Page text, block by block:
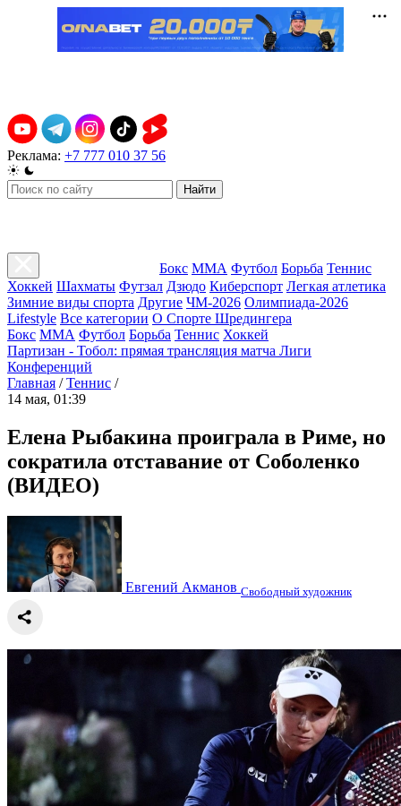
Реклама: +7 777 010 37 56
Найти
Бокс ММА Футбол Борьба Теннис
Хоккей Шахматы Футзал Дзюдо Киберспорт Легкая атлетика
Зимние виды спорта Другие ЧМ-2026 Олимпиада-2026
Lifestyle Все категории О Спорте Шредингера
Бокс ММА Футбол Борьба Теннис Хоккей
Партизан - Тобол: прямая трансляция матча Лиги
Конференций
Главная / Теннис /
14 мая, 01:39
Елена Рыбакина проиграла в Риме, но
сократила отставание от Соболенко
(ВИДЕО)
Евгений Акманов Свободный художник